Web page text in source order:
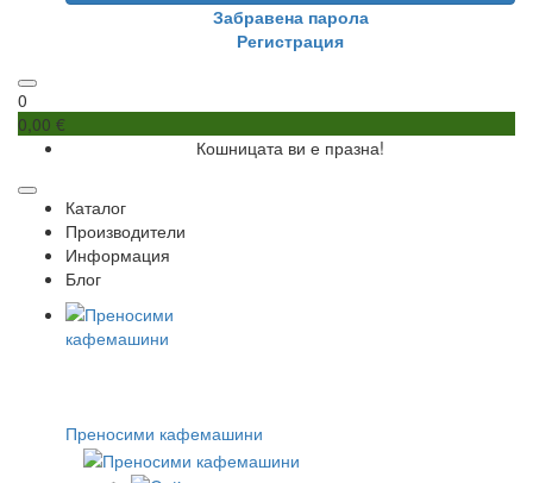
Забравена парола
Регистрация
0
0,00 €
Кошницата ви е празна!
Каталог
Производители
Информация
Блог
Преносими кафемашини